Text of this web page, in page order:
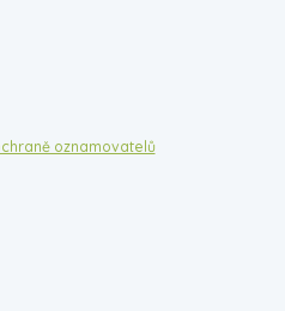
oznamovatelů